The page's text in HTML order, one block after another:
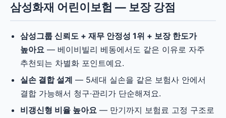
삼성화재 어린이보험 — 보장 강점
삼성그룹 신뢰도 + 재무 안정성 1위 + 보장 한도가
높아요 — 베이비빌리 베동에서도 같은 이유로 자주
추천되는 차별화 포인트예요.
실손 결합 설계 — 5세대 실손을 같은 보험사 안에서
결합 가능해서 청구·관리가 단순해져요.
비갱신형 비율 높아요 — 만기까지 보험료 고정 구조로